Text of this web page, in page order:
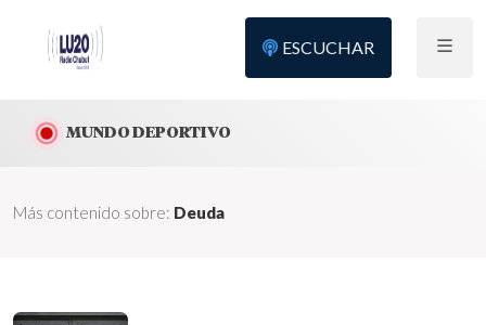
ESCUCHAR
MUNDO DEPORTIVO
Más contenido sobre: Deuda